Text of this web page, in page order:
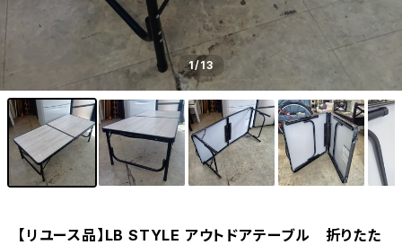
1/13
【リユース品】LB STYLE アウトドアテーブル 折りたた